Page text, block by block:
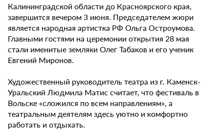
Калининградской области до Красноярского края,
завершится вечером 3 июня. Председателем жюри
является народная артистка РФ Ольга Остроумова.
Главными гостями на церемонии открытия 28 мая
стали именитые земляки Олег Табаков и его ученик
Евгений Миронов.
Художественный руководитель театра из г. Каменск-
Уральский Людмила Матис считает, что фестиваль в
Вольске «сложился по всем направлениям», а
театральным деятелям здесь уютно и комфортно
работать и отдыхать.